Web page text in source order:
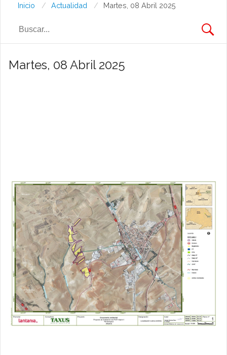
Inicio Actualidad Martes, 08 Abril 2025
Martes, 08 Abril 2025